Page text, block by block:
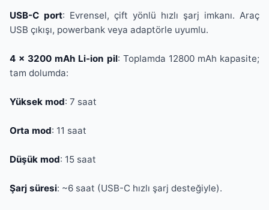
USB-C port: Evrensel, çift yönlü hızlı şarj imkanı. Araç
USB çıkışı, powerbank veya adaptörle uyumlu.
4 × 3200 mAh Li-ion pil: Toplamda 12800 mAh kapasite;
tam dolumda:
Yüksek mod: 7 saat
Orta mod: 11 saat
Düşük mod: 15 saat
Şarj süresi: ~6 saat (USB-C hızlı şarj desteğiyle).